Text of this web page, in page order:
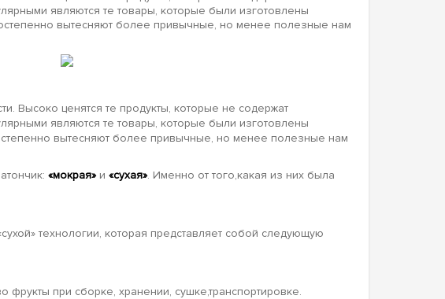
являются те товары, которые были изготовлены
вытесняют более привычные, но менее полезные нам
Высоко ценятся те продукты, которые не содержат
являются те товары, которые были изготовлены
вытесняют более привычные, но менее полезные нам
«мокрая»и «сухая». Именно от того,какая из них была
технологии, которая представляет собой следующую
при сборке, хранении, сушке,транспортировке.